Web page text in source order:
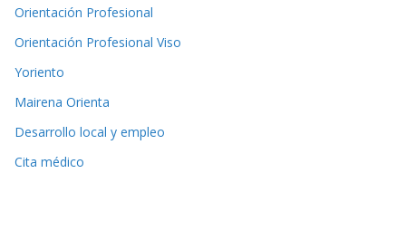
Orientación Profesional
Orientación Profesional Viso
Yoriento
Mairena Orienta
Desarrollo local y empleo
Cita médico